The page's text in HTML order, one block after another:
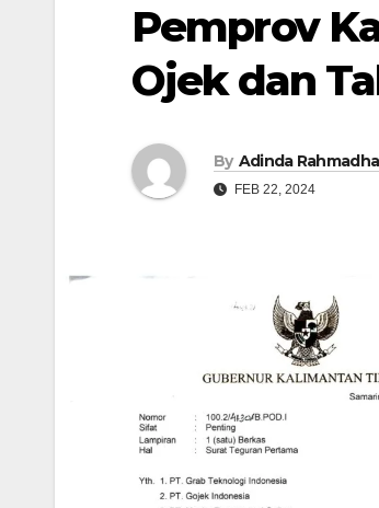
Pemprov
Ojek dan
By Adinda
FEB 22, 2024